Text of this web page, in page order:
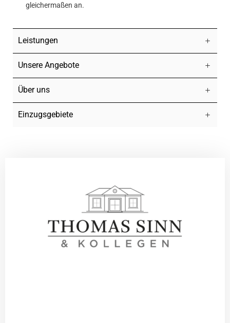
gleichermaßen an.
Leistungen
Unsere Angebote
Über uns
Einzugsgebiete